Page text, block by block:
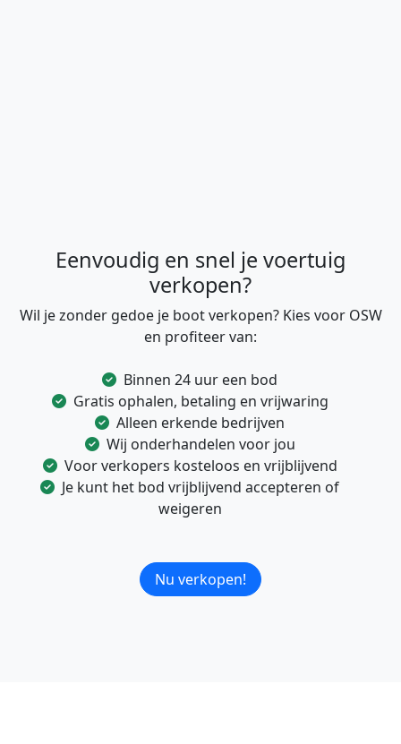
Eenvoudig en snel je voertuig
verkopen?
Wil je zonder gedoe je boot verkopen? Kies voor OSW
en profiteer van:
Binnen 24 uur een bod
Gratis ophalen, betaling en vrijwaring
Alleen erkende bedrijven
Wij onderhandelen voor jou
Voor verkopers kosteloos en vrijblijvend
Je kunt het bod vrijblijvend accepteren of
weigeren
Nu verkopen!